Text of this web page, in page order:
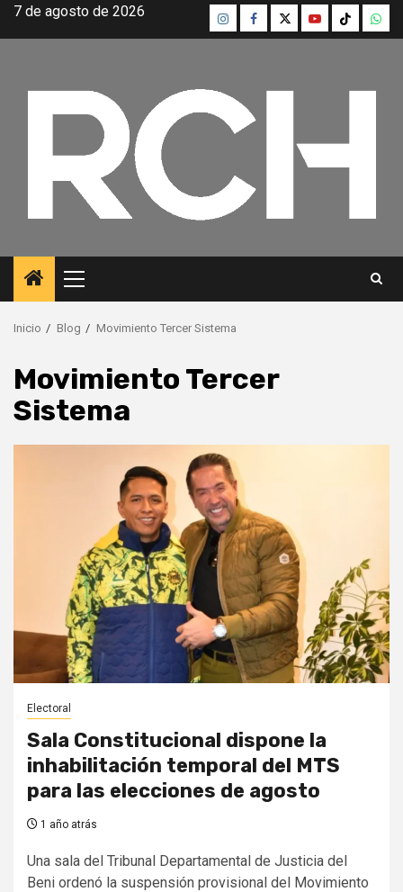
Saltar
7 de agosto de 2026 InstagramFacebook
TwitterYoutubeTikTok
Menú
principal
Inicio Blog Movimiento Tercer Sistema
Movimiento Tercer
Sistema
Electoral
Sala Constitucional dispone la
inhabilitación temporal del MTS
para las elecciones de agosto
1 año atrás
Una sala del Tribunal Departamental de Justicia del
Beni ordenó la suspensión provisional del Movimiento